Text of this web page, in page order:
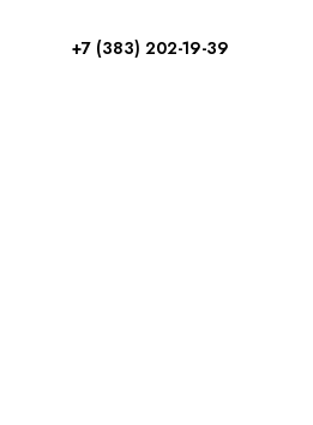
+7 (383) 202-19-39